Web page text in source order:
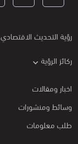
رؤية التحديث الاقتصادي
ركائز الرؤية
اخبار ومقالات
وسائط ومنشورات
طلب معلومات